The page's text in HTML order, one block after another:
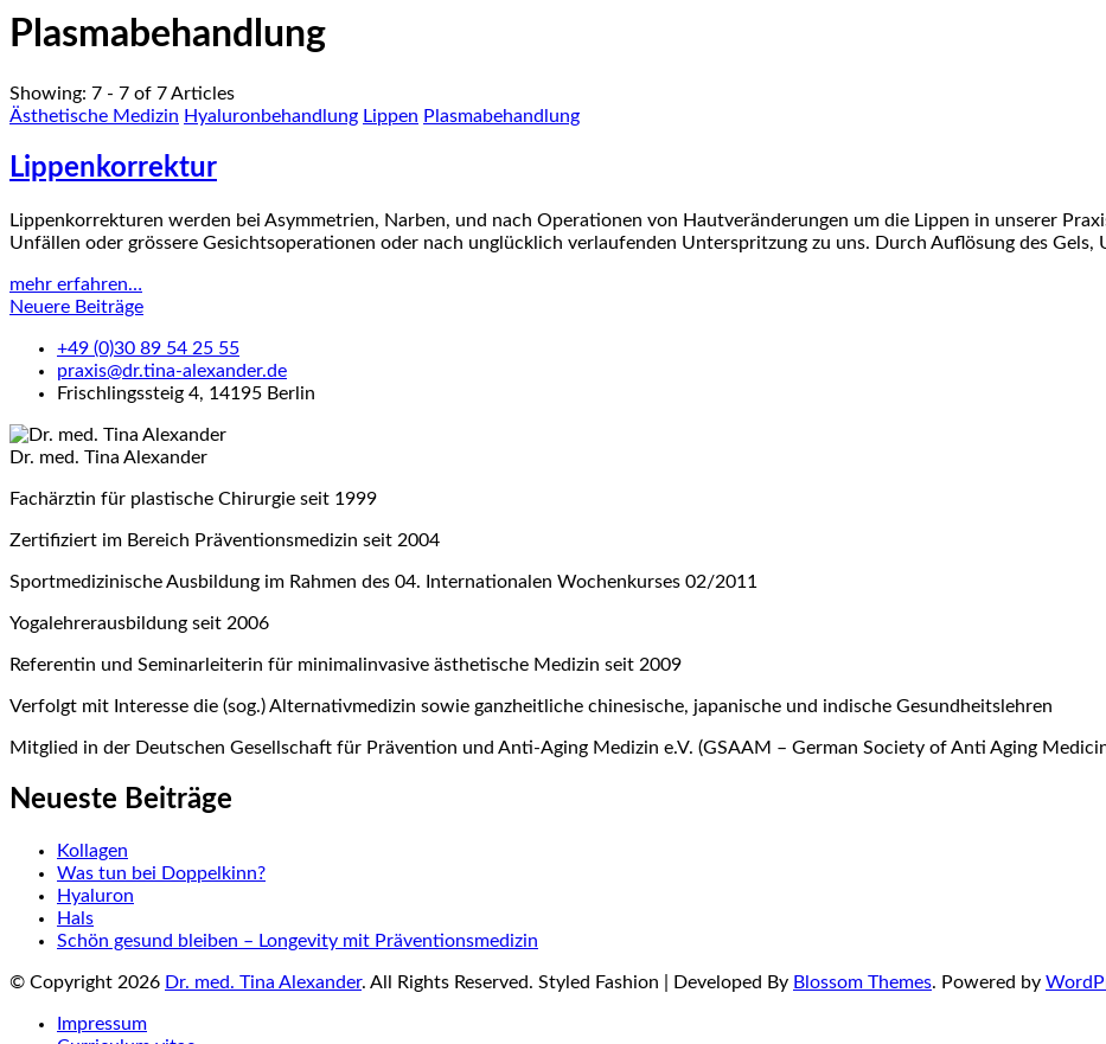
Plasmabehandlung
Showing: 7 - 7 of 7 Articles
Ästhetische Medizin Hyaluronbehandlung Lippen Plasmabehandlung
Lippenkorrektur
Lippenkorrekturen werden bei Asymmetrien, Narben, und nach Operationen von Hautveränderungen um die Lippen in unserer
Unfällen oder grössere Gesichtsoperationen oder nach unglücklich verlaufenden Unterspritzung zu uns. Durch Auflösung des
mehr erfahren…
Beitragsnavigation
Neuere Beiträge
+49 (0)30 89 54 25 55
praxis@dr.tina-alexander.de
Frischlingssteig 4, 14195 Berlin
Dr. med. Tina Alexander
Fachärztin für plastische Chirurgie seit 1999
Zertifiziert im Bereich Präventionsmedizin seit 2004
Sportmedizinische Ausbildung im Rahmen des 04. Internationalen Wochenkurses 02/2011
Yogalehrerausbildung seit 2006
Referentin und Seminarleiterin für minimalinvasive ästhetische Medizin seit 2009
Verfolgt mit Interesse die (sog.) Alternativmedizin sowie ganzheitliche chinesische, japanische und indische Gesundheitslehren
Mitglied in der Deutschen Gesellschaft für Prävention und Anti-Aging Medizin e.V. (GSAAM – German Society of Anti Aging
Neueste Beiträge
Kollagen
Was tun bei Doppelkinn?
Hyaluron
Hals
Schön gesund bleiben – Longevity mit Präventionsmedizin
© Copyright 2026 Dr. med. Tina Alexander. All Rights Reserved. Styled Fashion | Developed By Blossom Themes. Powered by
Impressum